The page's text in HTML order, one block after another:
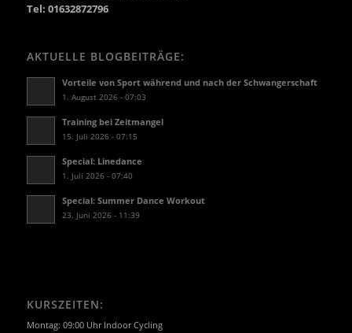
Tel: 01632872796
AKTUELLE BLOGBEITRÄGE:
Vorteile von Sport während und nach der Schwangerschaft
1. August 2026 - 07:03
Training bei Zeitmangel
15. Juli 2026 - 07:15
Special: Linedance
1. Juli 2026 - 07:40
Special: Summer Dance Workout
23. Juni 2026 - 11:39
KURSZEITEN:
Montag: 09:00 Uhr Indoor Cycling